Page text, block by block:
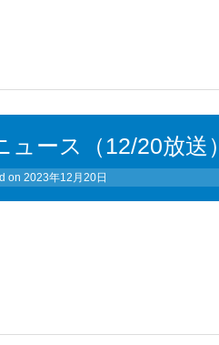
ース（12/20放送）
on 2023年12月20日